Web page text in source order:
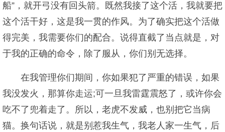
船”，就开弓没有回头箭。既然我接了这个活，我就要把
这个活干好，这是我一贯的作风。为了确实把这个活做
得完美，我需要你们的配合。说得直截了当点就是，对
于我的正确的命令，除了服从，你们别无选择。
在我管理你们期间，你如果犯了严重的错误，如果
我没发火，那算你走运;可一旦我雷霆震怒了，或许你会
吃不了兜着走了。所以，老虎不发威，也别把它当病
猫。换句话说，就是别惹我生气，我老人家一生气，后